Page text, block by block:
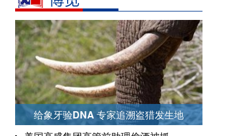
给象牙验DNA 专家追溯盗猎发生地